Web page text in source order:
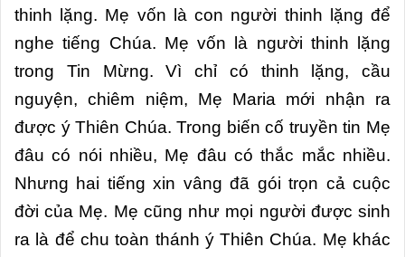
thinh lặng. Mẹ vốn là con người thinh lặng để
nghe tiếng Chúa. Mẹ vốn là người thinh lặng
trong Tin Mừng. Vì chỉ có thinh lặng, cầu
nguyện, chiêm niệm, Mẹ Maria mới nhận ra
được ý Thiên Chúa. Trong biến cố truyền tin Mẹ
đâu có nói nhiều, Mẹ đâu có thắc mắc nhiều.
Nhưng hai tiếng xin vâng đã gói trọn cả cuộc
đời của Mẹ. Mẹ cũng như mọi người được sinh
ra là để chu toàn thánh ý Thiên Chúa. Mẹ khác